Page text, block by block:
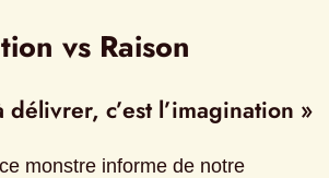
vs Raison
c’est l’imagination »
monstre informe de notre